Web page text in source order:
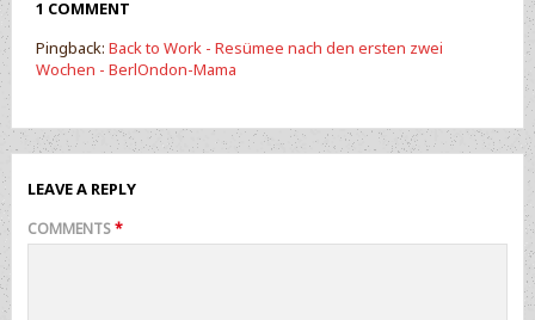
1 COMMENT
Pingback: Back to Work - Resümee nach den ersten zwei
Wochen - BerlOndon-Mama
LEAVE A REPLY
COMMENTS*